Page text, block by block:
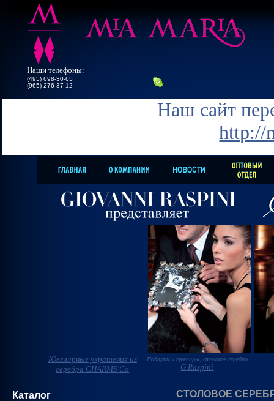
Наши телефоны:
(495) 698-30-65
(965) 276-37-12
Наш сайт
http://
Ювелирные украшения из
серебра CHARMS'Co
Подарки и сувениры, столовое серебро
G.Raspini
Каталог
СТОЛОВОЕ